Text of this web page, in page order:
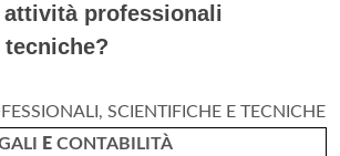
professionali
SCIENTIFICHE E TECNICHE
E CONTABILITÀ